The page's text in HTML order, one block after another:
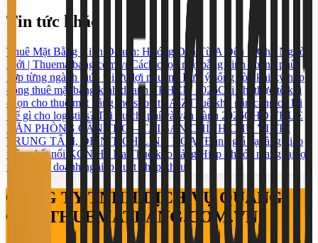
Tin tức khác
Thuê Mặt Bằng Kinh Doanh: Hướng Dẫn Từ A Đến Z Cho Người
Mới | Thuematbang.com.vn Cách chọn mặt bằng kinh doanh phù
hợp từng ngành giúp tối ưu lợi nhuận 5 Lưu ý sống còn khi ký hợp
đồng thuê mặt bằng kinh doanh TP.HCM 2026Chi phí thực tế khi
chọn cho thuê mặt bằng mở shop từ A-Z Thuê kho gần cảng có lợi
thế gì cho logistics? Tối ưu chi phí và vận hành 2026CHO THUÊ
VĂN PHÒNG CẦN THƠ – TÀI SẢN CHÍNH CHỦ VỊ TRÍ
TRUNG TÂM, DIỆN TÍCH LINH HOẠTĐánh giá hạ tầng giao
thông kết nối KCN Hố Nai
Thuê kho cảng Hiệp Phước mang lại lợi
thế gì cho doanh nghiệp xuất nhập khẩu?
CÔNG TY TNHH DỊCH VỤ QUẢNG
CÁO THUEMATBANG.COM.VN